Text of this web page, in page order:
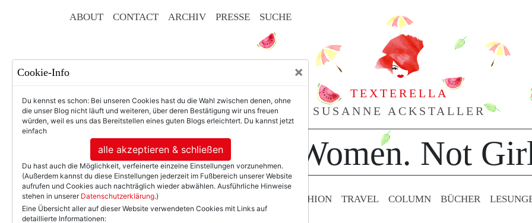
ABOUT CONTACT ARCHIV PRESSE SUCHE
TEXTERELLA
SUSANNE ACKSTALLER
For Women. Not
BEAUTY & FASHION TRAVEL COLUMN BÜCHER
Cookie-Info ×
Du kennst es schon: Bei unseren Cookies hast du die Wahl zwischen denen, ohne
die unser Blog nicht läuft und weiteren, über deren Bestätigung wir uns freuen
würden, weil es uns das Bereitstellen eines guten Blogs erleichtert. Du kannst jetzt
einfach
alle akzeptieren & schließen
Du hast auch die Möglichkeit, verfeinerte einzelne Einstellungen vorzunehmen.
(Außerdem kannst du diese Einstellungen jederzeit im Fußbereich unserer Website
aufrufen und Cookies auch nachträglich wieder abwählen. Ausführliche Hinweise
stehen in unserer Datenschutzerklärung.)
Eine Übersicht aller auf dieser Website verwendeten Cookies mit Links auf
detaillierte Informationen: